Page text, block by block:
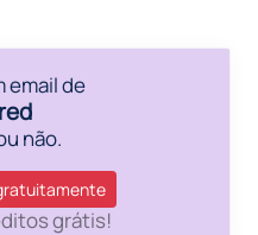
email de
não.
grátis!